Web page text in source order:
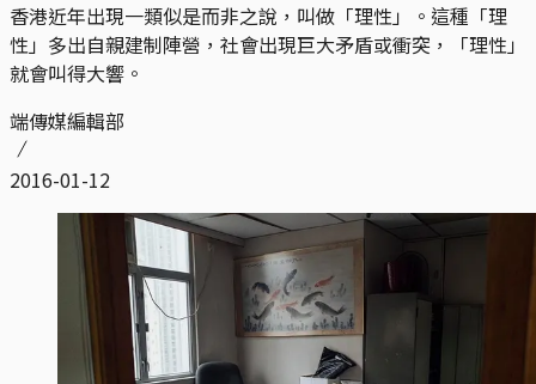
香港近年出現一類似是而非之說，叫做「理性」。這種「理
性」多出自親建制陣營，社會出現巨大矛盾或衝突，「理性」
就會叫得大響。
端傳媒編輯部
2016-01-12